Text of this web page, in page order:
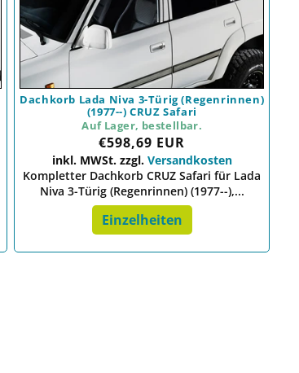
Dachkorb Lada Niva 3-Türig (Regenrinnen)
(1977--) CRUZ Safari
Auf Lager, bestellbar.
Preis
€598,69 EUR
inkl. MWSt. zzgl. Versandkosten
Kompletter Dachkorb CRUZ Safari für Lada
Niva 3-Türig (Regenrinnen) (1977--),...
Einzelheiten